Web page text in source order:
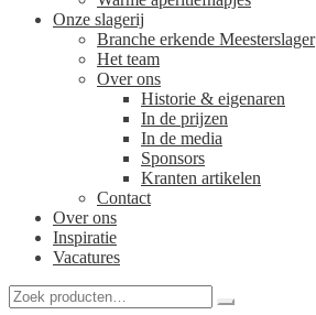
Onze slagerij
Branche erkende Meesterslager
Het team
Over ons
Historie & eigenaren
In de prijzen
In de media
Sponsors
Kranten artikelen
Contact
Over ons
Inspiratie
Vacatures